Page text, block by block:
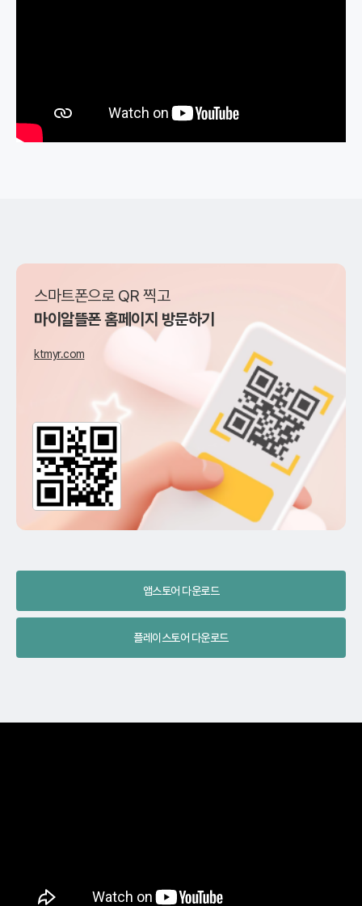
스마트폰으로 QR 찍고
마이알뜰폰 홈페이지 방문하기
ktmyr.com
앱스토어 다운로드
플레이스토어 다운로드